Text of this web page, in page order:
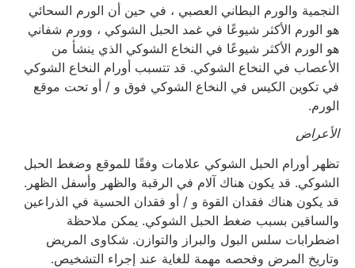
النجمية والورم البطاني العصبي ، في حين أن الورم السحائي
هو الورم الأكثر شيوعًا في غمد الحبل الشوكي ، وورم شفاني
هو الورم الأكثر شيوعًا في النخاع الشوكي الذي ينشأ من
الأعصاب في النخاع الشوكي. قد تتسبب أورام النخاع الشوكي
في تكوين الكيس في النخاع الشوكي فوق و / أو تحت موقع
الورم.
الأعراض
تظهر أورام الحبل الشوكي علامات وفقًا للموقع وضغط الحبل
الشوكي. قد يكون هناك آلام في الرقبة والظهر وأسفل الظهر.
قد يكون هناك فقدان القوة و / أو فقدان الحسية في الذراعين
والساقين بسبب ضغط الحبل الشوكي. يمكن ملاحظة
اضطرابات سلس البول والبراز والتوازن. شكاوى المريض
وتاريخ المرض وفحصه مهمة للغاية عند إجراء التشخيص.